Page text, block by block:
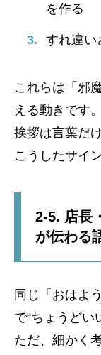
を作る
すれ違い
これらは「邪
える動きです。
挨拶は言葉だ
こうしたサイ
2-5. 店長
が伝わる
同じ「おはよ
で“ちょうどい
ただ、細かく